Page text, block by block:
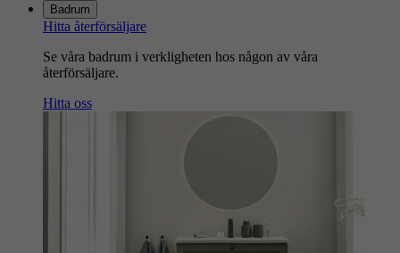
Badrum
Hitta återförsäljare
Se våra badrum i verkligheten hos någon av våra
återförsäljare.
Hitta oss